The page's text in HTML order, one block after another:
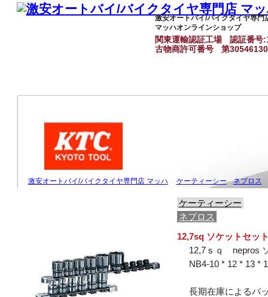
激安オートバイ/バイクタイヤ専門
マッハオンラインショップ
関東運輸認証工場
認証番号
古物商許可番号
第
激安オートバイ/バイクタイヤ専門店 マッハ ケーティーシー ネプロス
ケーティーシー
ネプロス
12,7sq ソケットセッ
12,7ｓｑ nepros
NB4-10 * 12 * 13 *
長期在庫によるパ